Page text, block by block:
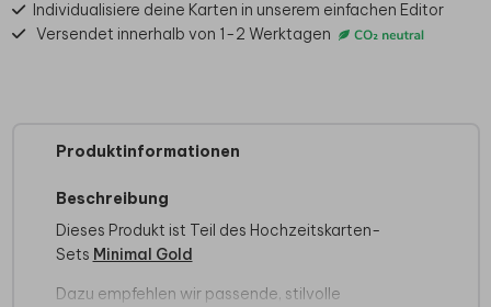
Individualisiere deine Karten in unserem einfachen Editor
Versendet innerhalb von 1-2 Werktagen
Produktinformationen
Beschreibung
Dieses Produkt ist Teil des Hochzeitskarten-
Sets Minimal Gold
Dazu empfehlen wir passende, stilvolle